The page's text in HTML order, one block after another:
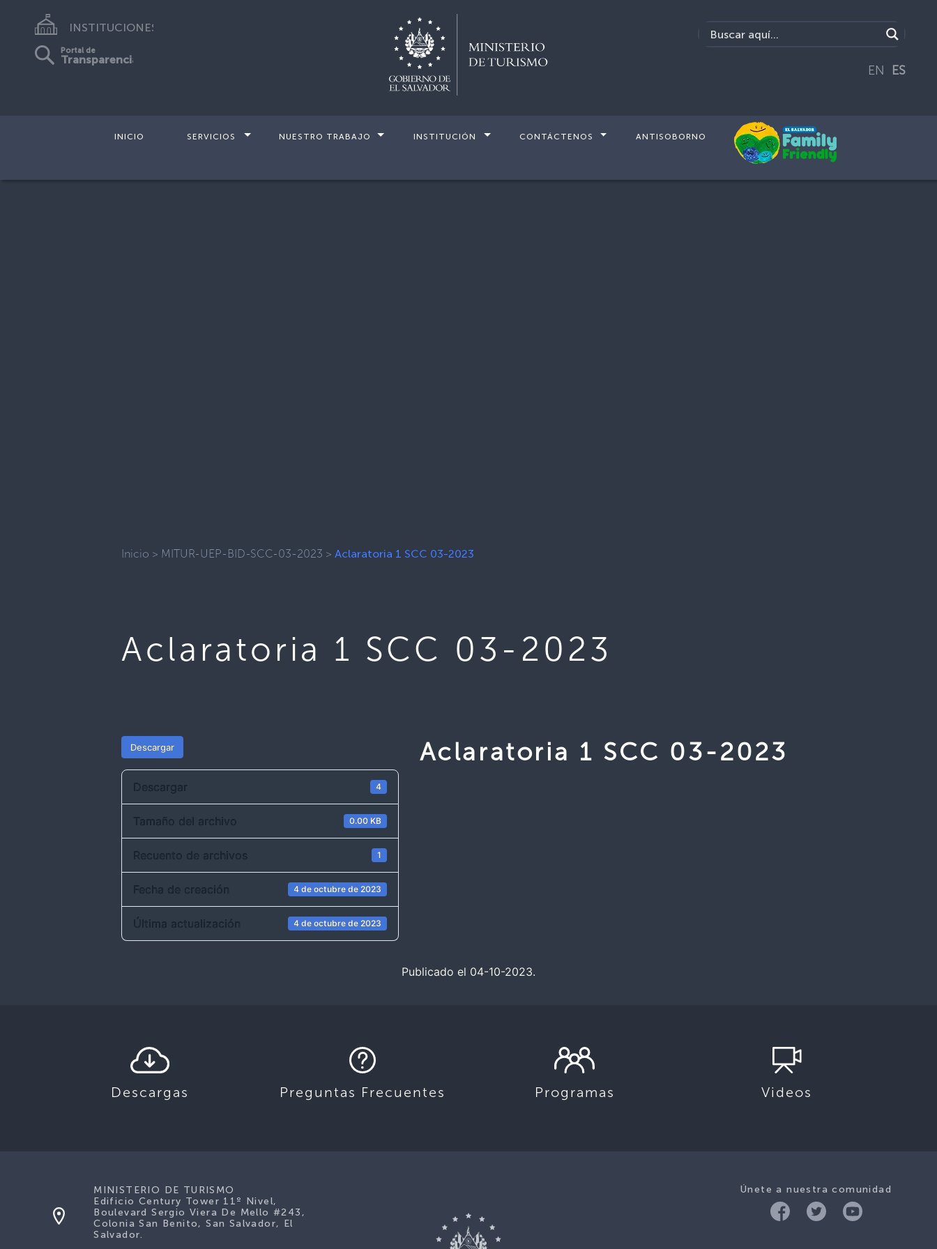
INSTITUCIONES
Portal de
Transparencia
EN ES
INICIO SERVICIOS NUESTRO TRABAJO INSTITUCIÓN CONTÁCTENOS ANTISOBORNO
Inicio > MITUR-UEP-BID-SCC-03-2023 >Aclaratoria 1 SCC 03-2023
Aclaratoria 1 SCC 03-2023
Descargar
Descargar 4
Tamaño del archivo 0.00 KB
Recuento de archivos 1
Fecha de creación 4 de octubre de 2023
Última actualización 4 de octubre de 2023
Aclaratoria 1 SCC 03-2023
Publicado el 04-10-2023.
Descargas Preguntas Frecuentes Programas Videos
Únete a nuestra comunidad
MINISTERIO DE TURISMO
Edificio Century Tower 11º Nivel,
Boulevard Sergio Viera De Mello #243,
Colonia San Benito, San Salvador, El
Salvador.